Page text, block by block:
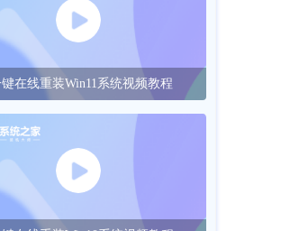
在线重装Win11系统视频教程